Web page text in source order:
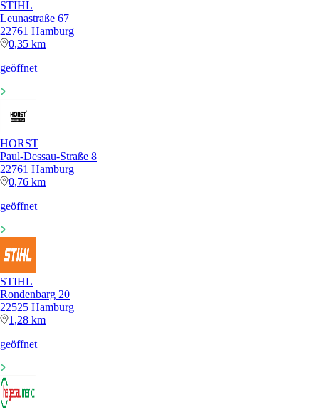
STIHL
Leunastraße 67
22761 Hamburg
0,35 km
geöffnet
HORST
Paul-Dessau-Straße 8
22761 Hamburg
0,76 km
geöffnet
STIHL
Rondenbarg 20
22525 Hamburg
1,28 km
geöffnet